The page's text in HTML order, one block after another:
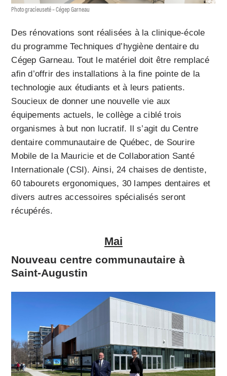
Photo gracieuseté – Cégep Garneau
Des rénovations sont réalisées à la clinique-école
du programme Techniques d’hygiène dentaire du
Cégep Garneau. Tout le matériel doit être remplacé
afin d’offrir des installations à la fine pointe de la
technologie aux étudiants et à leurs patients.
Soucieux de donner une nouvelle vie aux
équipements actuels, le collège a ciblé trois
organismes à but non lucratif. Il s’agit du Centre
dentaire communautaire de Québec, de Sourire
Mobile de la Mauricie et de Collaboration Santé
Internationale (CSI). Ainsi, 24 chaises de dentiste,
60 tabourets ergonomiques, 30 lampes dentaires et
divers autres accessoires spécialisés seront
récupérés.
Mai
Nouveau centre communautaire à
Saint-Augustin